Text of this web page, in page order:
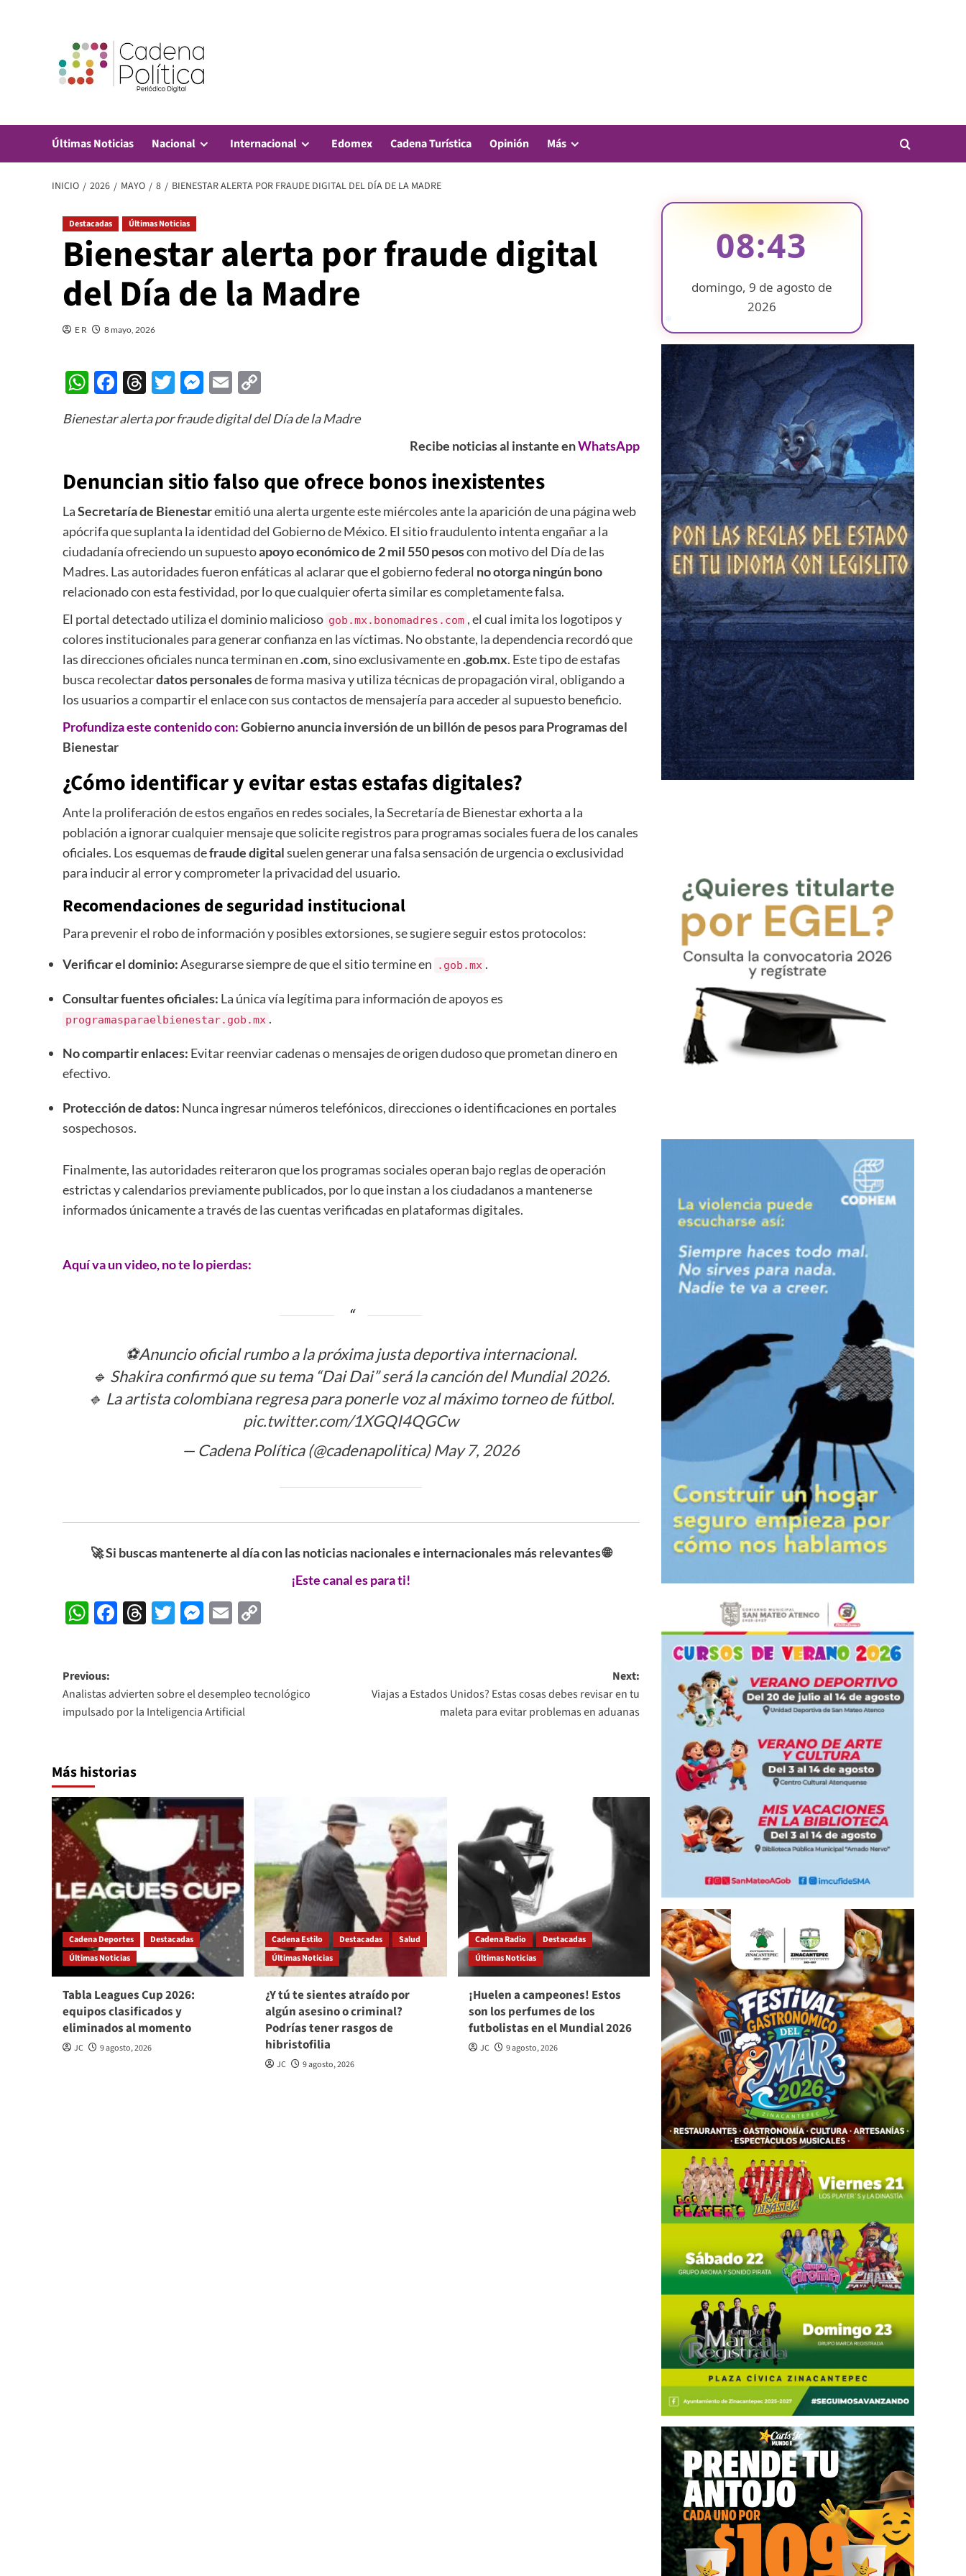
Últimas Noticias Nacional Internacional Edomex Cadena Turística Opinión Más
INICIO 2026 MAYO 8 BIENESTAR ALERTA POR FRAUDE DIGITAL DEL DÍA DE LA MADRE
Destacadas Últimas Noticias
Bienestar alerta por fraude digital
del Día de la Madre
E R 8 mayo, 2026
WhatsApp
Facebook
Threads
Twitter
Messenger
Email
Bienestar alerta por fraude digital del Día de la Madre
Recibe noticias al instante enWhatsApp
Denuncian sitio falso que ofrece bonos inexistentes
LaSecretaría de Bienestaremitió una alerta urgente este miércoles ante la aparición de una página web
apócrifa que suplanta la identidad del Gobierno de México. El sitio fraudulento intenta engañar a la
ciudadanía ofreciendo un supuestoapoyo económico de 2 mil 550 pesoscon motivo del Día de las
Madres. Las autoridades fueron enfáticas al aclarar que el gobierno federal no otorga ningún bono
relacionado con esta festividad, por lo que cualquier oferta similar es completamente falsa.
El portal detectado utiliza el dominio malicioso gob.mx.bonomadres.com , el cual imita los logotipos y
colores institucionales para generar confianza en las víctimas. No obstante, la dependencia recordó que
las direcciones oficiales nunca terminan en.com, sino exclusivamente en.gob.mx. Este tipo de estafas
busca recolectardatos personalesde forma masiva y utiliza técnicas de propagación viral, obligando a
los usuarios a compartir el enlace con sus contactos de mensajería para acceder al supuesto beneficio.
Profundiza este contenido con:Gobierno anuncia inversión de un billón de pesos para Programas del
Bienestar
¿Cómo identificar y evitar estas estafas digitales?
Ante la proliferación de estos engaños en redes sociales, la Secretaría de Bienestar exhorta a la
población a ignorar cualquier mensaje que solicite registros para programas sociales fuera de los canales
oficiales. Los esquemas defraude digitalsuelen generar una falsa sensación de urgencia o exclusividad
para inducir al error y comprometer la privacidad del usuario.
Recomendaciones de seguridad institucional
Para prevenir el robo de información y posibles extorsiones, se sugiere seguir estos protocolos:
Verificar el dominio:Asegurarse siempre de que el sitio termine en .gob.mx .
Consultar fuentes oficiales: La única vía legítima para información de apoyos es
programasparaelbienestar.gob.mx .
No compartir enlaces: Evitar reenviar cadenas o mensajes de origen dudoso que prometan dinero en
efectivo.
Protección de datos: Nunca ingresar números telefónicos, direcciones o identificaciones en portales
sospechosos.
Finalmente, las autoridades reiteraron que los programas sociales operan bajo reglas de operación
estrictas y calendarios previamente publicados, por lo que instan a los ciudadanos a mantenerse
informados únicamente a través de las cuentas verificadas en plataformas digitales.
Aquí va un video, no te lo pierdas:
⚽Anuncio oficial rumbo a la próxima justa deportiva internacional.
🔹 Shakira confirmó que su tema “Dai Dai” será la canción del Mundial 2026.
🔹 La artista colombiana regresa para ponerle voz al máximo torneo de fútbol.
pic.twitter.com/1XGQI4QGCw
— Cadena Política (@cadenapolitica)May 7, 2026
🚀 Si buscas mantenerte al día con las noticias nacionales e internacionales más relevantes 🌐
¡Este canal es para ti!
WhatsApp
Facebook
Threads
Twitter
Messenger
Email
Post
navigation
Previous:
Analistas advierten sobre el desempleo tecnológico
impulsado por la Inteligencia Artificial
Next:
Viajas a Estados Unidos? Estas cosas debes revisar en tu
maleta para evitar problemas en aduanas
Más historias
Cadena Deportes
Destacadas
Últimas Noticias
Tabla Leagues Cup 2026:
equipos clasificados y
eliminados al momento
JC 9 agosto, 2026
Cadena Estilo Destacadas
Salud
Últimas Noticias
¿Y tú te sientes atraído por
algún asesino o criminal?
Podrías tener rasgos de
hibristofilia
JC 9 agosto, 2026
Cadena Radio
Destacadas
Últimas Noticias
¡Huelen a campeones! Estos
son los perfumes de los
futbolistas en el Mundial 2026
JC 9 agosto, 2026
08:43
domingo, 9 de agosto de
2026
❄
❄
❄
❄ ❄
❄
❄
❄